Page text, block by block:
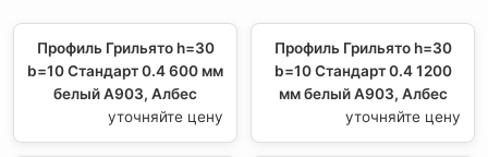
Профиль Грильято h=30
b=10 Стандарт 0.4 600 мм
белый А903, Албес
уточняйте цену
Профиль Грильято h=30
b=10 Стандарт 0.4 1200
мм белый А903, Албес
уточняйте цену